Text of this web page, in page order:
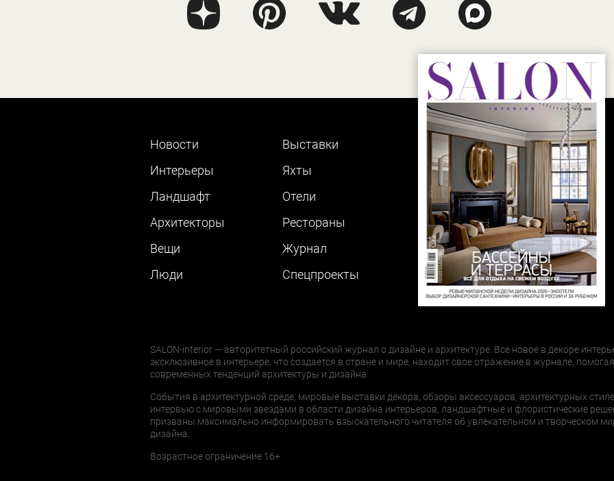
Новости
Интерьеры
Ландшафт
Архитекторы
Вещи
Люди
Выставки
Яхты
Отели
Рестораны
Журнал
Cпецпроекты
SALON-interior — авторитетный российский журнал о дизайне и архитектуре. Все новое в декоре
эксклюзивное в интерьере, что создается в стране и мире, находит свое отражение в журнале,
современных тенденций архитектуры и дизайна.
События в архитектурной среде, мировые выставки декора, обзоры аксессуаров, архитектурных
интервью с мировыми звездами в области дизайна интерьеров, ландшафтные и флористические
призваны максимально информировать взыскательного читателя об увлекательном и творческом
дизайна.
Возрастное ограничение 16+